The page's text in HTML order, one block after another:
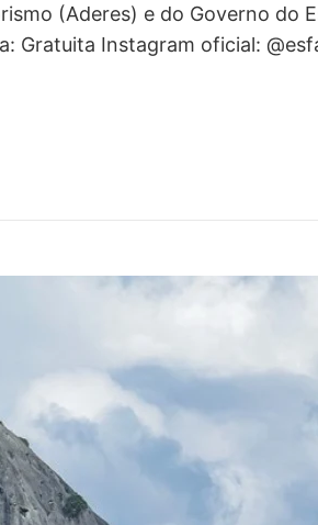
(Aderes) e do Governo do
Gratuita Instagram oficial: